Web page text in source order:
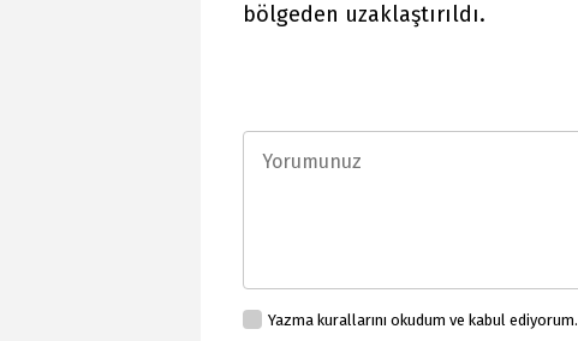
bölgeden uzaklaştırıldı.
Yazma kurallarını okudum ve kabul ediyorum.